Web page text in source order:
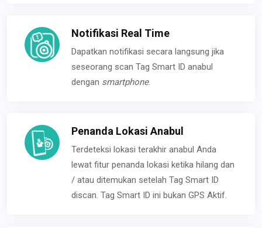
Notifikasi Real Time
Dapatkan notifikasi secara langsung jika
seseorang scan Tag Smart ID anabul
dengan smartphone.
Penanda Lokasi Anabul
Terdeteksi lokasi terakhir anabul Anda
lewat fitur penanda lokasi ketika hilang dan
/ atau ditemukan setelah Tag Smart ID
discan. Tag Smart ID ini bukan GPS Aktif.